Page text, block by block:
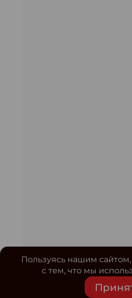
Пользуясь нашим
с тем, что мы